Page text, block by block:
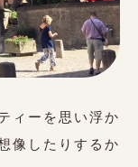
ィーを思い浮か
像したりするか